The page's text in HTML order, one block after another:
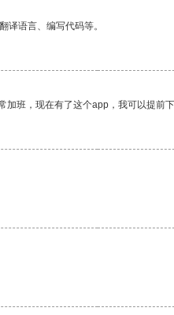
译语言、编写代码等。
班，现在有了这个app，我可以提前